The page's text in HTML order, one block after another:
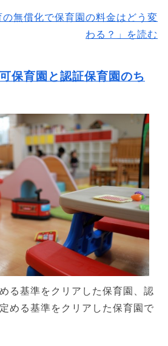
の無償化で保育園の料金はどう変
わる？」を読む
保育園と認証保育園のち
る基準をクリアした保育園、認
める基準をクリアした保育園で